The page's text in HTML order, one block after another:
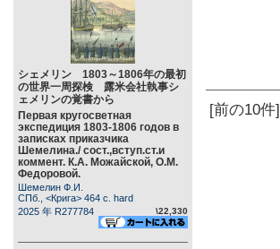
シェメリン 1803～1806年の最初
の世界一周探検 露米会社執事シ
ェメリンの覚書から
Первая кругосветная
экспедиция 1803-1806 годов в
записках приказчика
Шемелина./ сост.,вступ.ст.и
коммент. К.А. Можайской, О.М.
Федоровой.
Шемелин Ф.И.
СПб., <Крига> 464 c. hard
2025 年 R277784
\22,330
[前の10件]